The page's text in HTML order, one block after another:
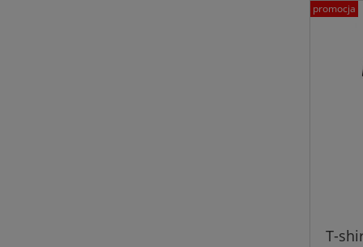
T-
promocja